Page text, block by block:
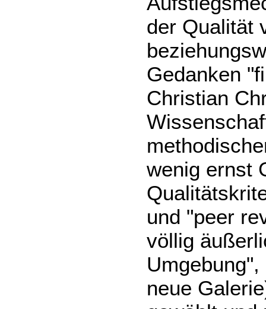
der Qualität
Gedanken
Christian
wenig ernst
und "peer
völlig
neue